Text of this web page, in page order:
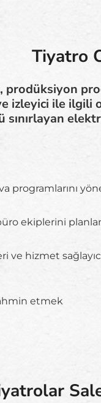
Tiyatro
izleyici ile ilgili
sınırlayan
programlarını
ekiplerini
hizmet
etmek